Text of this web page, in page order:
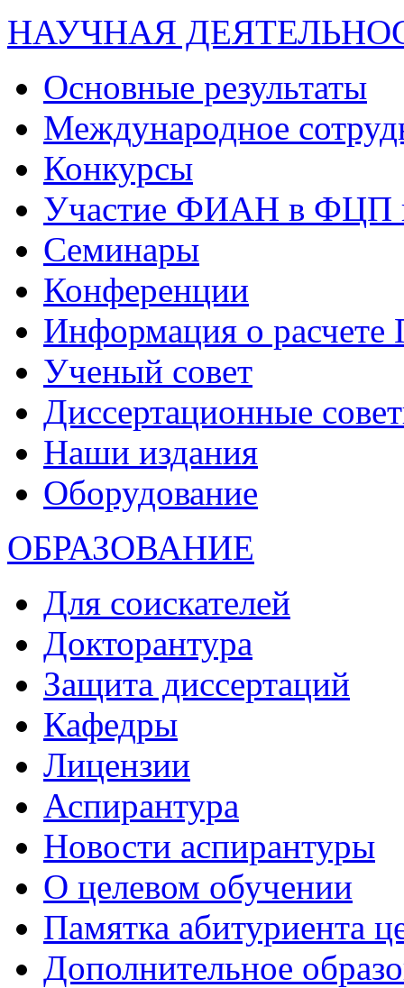
НАУЧНАЯ
Основные результаты
Международное
Конкурсы
Участие ФИАН в ФЦП
Семинары
Конференции
Информация о
Ученый совет
Диссертационные
Наши издания
Оборудование
ОБРАЗОВАНИЕ
Для соискателей
Докторантура
Защита диссертаций
Кафедры
Лицензии
Аспирантура
Новости аспирантуры
О целевом обучении
Памятка абитуриента
Дополнительное